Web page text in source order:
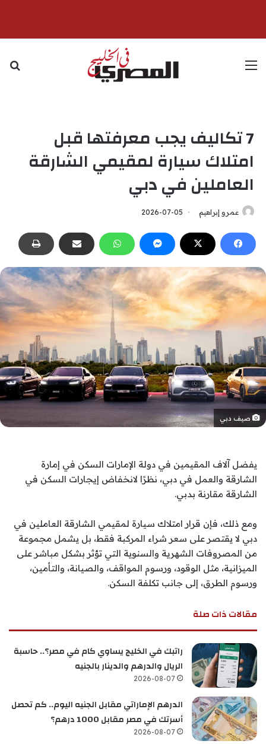
القائمة
7 تكاليف يجب معرفتها قبل
امتلاك سيارة لمقيمي الشارقة
العاملين في دبي
عمرو إبراهيم 2026-07-05
صيف دبي
يفضل آلاف المقيمين في دولة الإمارات السكن في إمارة
الشارقة والعمل في دبي، نظرًا لانخفاض إيجارات السكن في
الشارقة مقارنة بدبي.
ومع ذلك، فإن قرار امتلاك سيارة لمقيمي الشارقة العاملين في
دبي لا يقتصر على سعر شراء المركبة فقط، بل يشمل مجموعة
من المصروفات الشهرية والسنوية التي تؤثر بشكل مباشر على
الميزانية، مثل الوقود، ورسوم المواقف، والصيانة، والتأمين،
ورسوم الطرق، إلى جانب تكلفة السكن.
مقالات ذات صلة
راتبك في الخليج يساوي كام في مصر؟.. حاسبة
الريال والدرهم والدينار بالجنيه
2026-08-07
الدرهم الإماراتي مقابل الجنيه اليوم.. كم تحصل
أسرتك في مصر مقابل 1000 درهم؟
2026-08-07